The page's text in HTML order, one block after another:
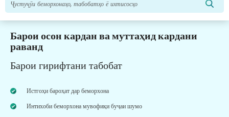
Барои осон кардан ва муттаҳид кардани
раванд
Барои гирифтани табобат
Истгоҳи бароҳат дар беморхона
Интихоби беморхона мувофиқи буҷаи шумо